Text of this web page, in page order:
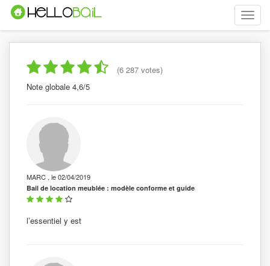
Toggle
(6 287 votes)
Note globale 4,6/5
MARC , le 02/04/2019
Bail de location meublée : modèle conforme et guide
l’essentiel y est